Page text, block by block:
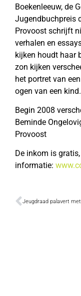
Boekenleeuw, de
Jugendbuchpreis
Provoost schrijft
verhalen en
kijken houdt haar
zon kijken
het portret van
ogen van een kind.
Begin 2008
Beminde
Provoost
De inkom is
informatie: